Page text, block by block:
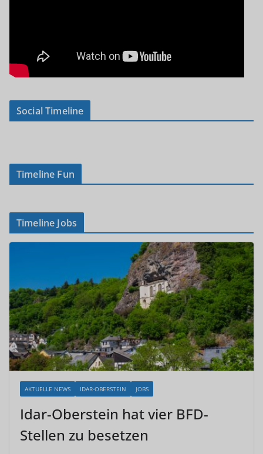
Social Timeline
Timeline Fun
Timeline Jobs
AKTUELLE NEWS IDAR-OBERSTEIN JOBS
Idar-Oberstein hat vier BFD-
Stellen zu besetzen